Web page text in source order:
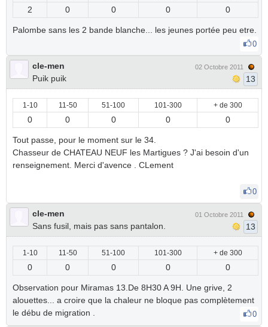
2 0 0 0 0
Palombe sans les 2 bande blanche... les jeunes portée peu etre.
0
cle-men
Puik puik
02 Octobre 2011
13
1-10 11-50 51-100 101-300 + de 300
0 0 0 0 0
Tout passe, pour le moment sur le 34.
Chasseur de CHATEAU NEUF les Martigues ? J'ai besoin d'un
renseignement. Merci d'avence . CLement
0
cle-men
Sans fusil, mais pas sans pantalon.
01 Octobre 2011
13
1-10 11-50 51-100 101-300 + de 300
0 0 0 0 0
Observation pour Miramas 13.De 8H30 A 9H. Une grive, 2
alouettes... a croire que la chaleur ne bloque pas complètement
le débu de migration .
0